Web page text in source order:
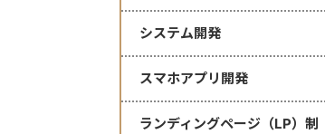
システム開発
スマホアプリ開発
ランディングページ（LP）制